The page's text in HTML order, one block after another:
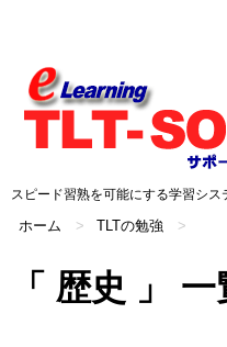
スピード習熟を可能にする学習シス
ホーム > TLTの勉強 >
「 歴史 」 一